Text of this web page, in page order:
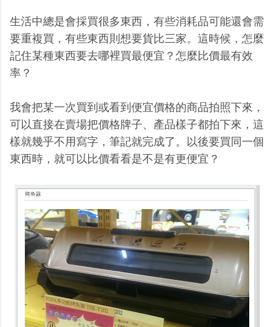
生活中總是會採買很多東西，有些消耗品可能還會需
要重複買，有些東西則想要貨比三家。這時候，怎麼
記住某種東西要去哪裡買最便宜？怎麼比價最有效
率？
我會把某一次買到或看到便宜價格的商品拍照下來，
可以直接在賣場把價格牌子、產品樣子都拍下來，這
樣就幾乎不用寫字，筆記就完成了。以後要買同一個
東西時，就可以比價看看是不是有更便宜？